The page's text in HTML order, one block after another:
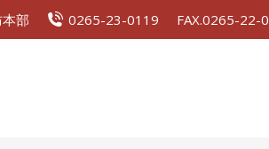
部 0265-23-0119 FAX.0265-22-
要 災害出動件数 見学案内